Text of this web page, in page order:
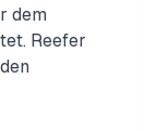
dem
Reefer